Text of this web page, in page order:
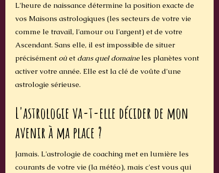
L'heure de naissance détermine la position exacte de
vos Maisons astrologiques (les secteurs de votre vie
comme le travail, l'amour ou l'argent) et de votre
Ascendant. Sans elle, il est impossible de situer
précisément oùet dans quel domaineles planètes vont
activer votre année. Elle est la clé de voûte d'une
astrologie sérieuse.
L'astrologie va-t-elle décider de mon
avenir à ma place ?
Jamais. L'astrologie de coaching met en lumière les
courants de votre vie (la météo), mais c'est vous qui